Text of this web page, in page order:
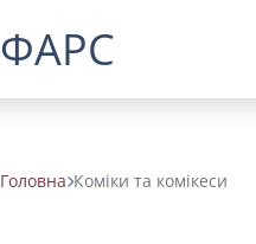
ФАРС
Головна Коміки та комікеси